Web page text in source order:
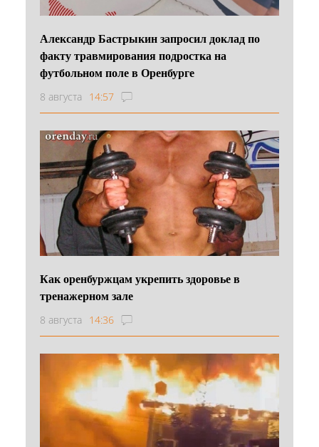
Александр Бастрыкин запросил доклад по
факту травмирования подростка на
футбольном поле в Оренбурге
8 августа 14:57
Как оренбуржцам укрепить здоровье в
тренажерном зале
8 августа 14:36